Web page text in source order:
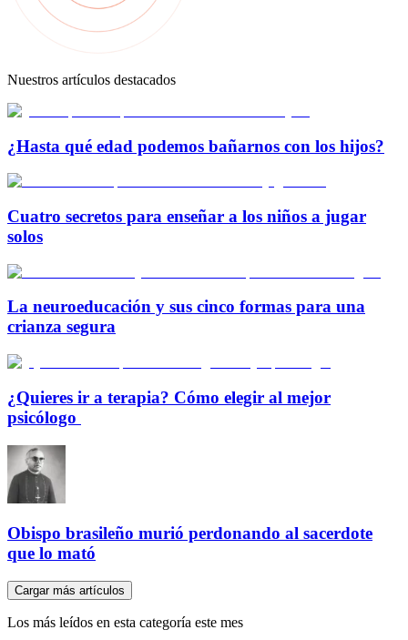
Nuestros artículos destacados
¿Hasta qué edad podemos bañarnos con los hijos?
Cuatro secretos para enseñar a los niños a jugar
solos
La neuroeducación y sus cinco formas para una
crianza segura
¿Quieres ir a terapia? Cómo elegir al mejor
psicólogo
Obispo brasileño murió perdonando al sacerdote
que lo mató
Cargar más artículos
Los más leídos en esta categoría este mes